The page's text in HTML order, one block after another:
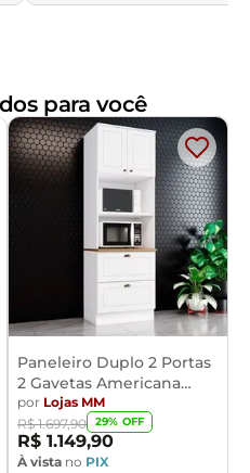
para você
Paneleiro Duplo 2 Portas
2 Gavetas Americana
Henn
por Lojas MM
R$ 1.697,90 29% OFF
R$ 1.149,90
À vista no PIX